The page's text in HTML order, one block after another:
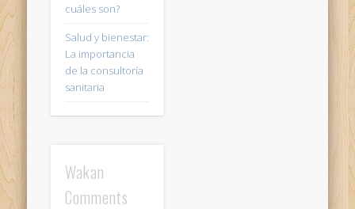
cuáles son?
Salud y bienestar:
La importancia
de la consultoría
sanitaria
Wakan
Comments